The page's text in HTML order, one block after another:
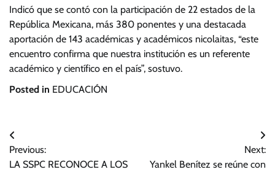
Indicó que se contó con la participación de 22 estados de la
República Mexicana, más 380 ponentes y una destacada
aportación de 143 académicas y académicos nicolaitas, “este
encuentro confirma que nuestra institución es un referente
académico y científico en el país”, sostuvo.
Posted in EDUCACIÓN
Navegación
de
Previous:
LA SSPC RECONOCE A LOS
Next:
Yankel Benítez se reúne con